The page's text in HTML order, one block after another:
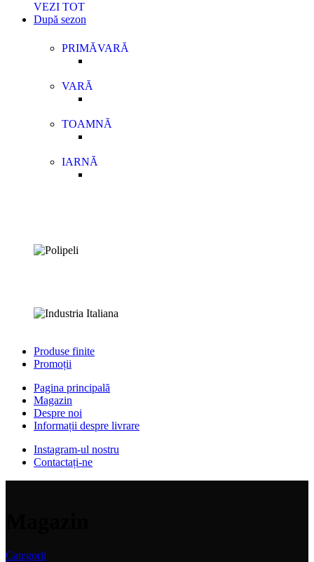
VEZI TOT
După sezon
PRIMĂVARĂ
VARĂ
TOAMNĂ
IARNĂ
Produse finite
Promoții
Pagina principală
Magazin
Despre noi
Informații despre livrare
Instagram-ul nostru
Contactați-ne
Categorii